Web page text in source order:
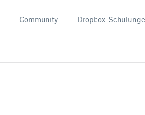
Community Dropbox-